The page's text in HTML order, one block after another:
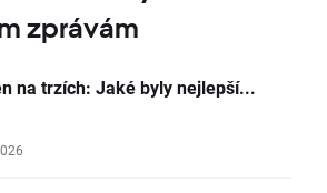
zprávám
na trzích: Jaké byly nejlepší...